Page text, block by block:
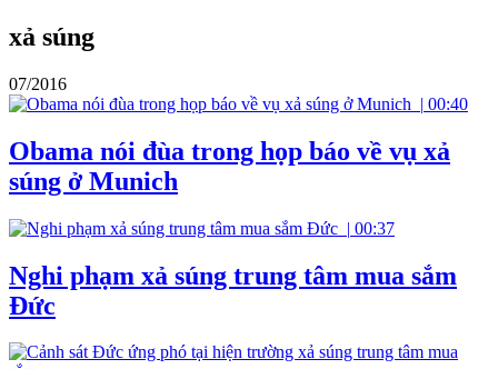
xả súng
07/2016
| 00:40
Obama nói đùa trong họp báo về vụ xả
súng ở Munich
| 00:37
Nghi phạm xả súng trung tâm mua sắm
Đức